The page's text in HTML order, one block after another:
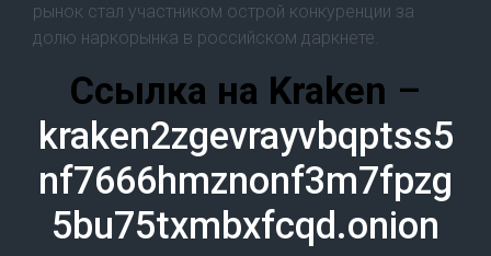
рынок стал участником острой конкуренции за
долю наркорынка в российском даркнете.
Cсылка на Kraken –
kraken2zgevrayvbqptss5
nf7666hmznonf3m7fpzg
5bu75txmbxfcqd.onion